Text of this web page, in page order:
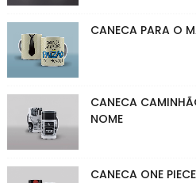
CANECA PARA O
CANECA
NOME
CANECA ONE PIECE